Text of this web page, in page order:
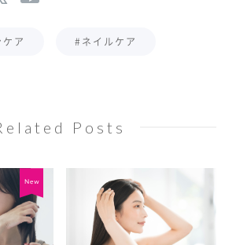
ア #ネイルケア
Posts